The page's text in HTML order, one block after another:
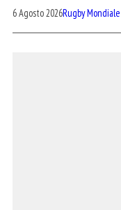
6 Agosto 2026Rugby Mondiale